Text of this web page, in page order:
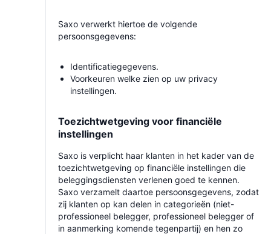
Saxo verwerkt hiertoe de volgende
persoonsgegevens:
Identificatiegegevens.
Voorkeuren welke zien op uw privacy
instellingen.
Toezichtwetgeving voor financiële
instellingen
Saxo is verplicht haar klanten in het kader van de
toezichtwetgeving op financiële instellingen die
beleggingsdiensten verlenen goed te kennen.
Saxo verzamelt daartoe persoonsgegevens, zodat
zij klanten op kan delen in categorieën (niet-
professioneel belegger, professioneel belegger of
in aanmerking komende tegenpartij) en hen zo